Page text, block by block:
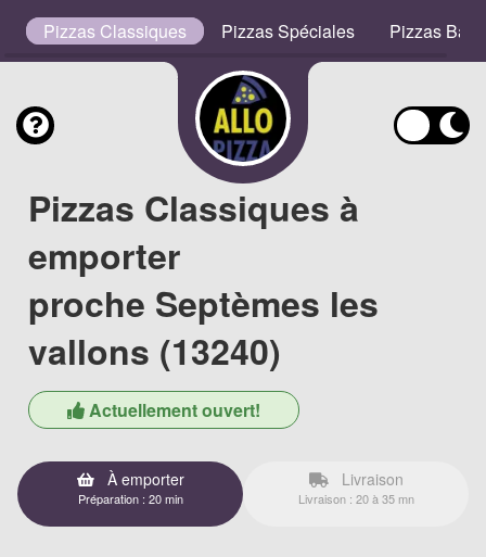
Pizzas Classiques Pizzas Spéciales Pizzas
Pizzas Classiques à
emporter
proche Septèmes les
vallons (13240)
Actuellement ouvert!
À emporter
Préparation : 20 min
Livraison
Livraison : 20 à 35 mn